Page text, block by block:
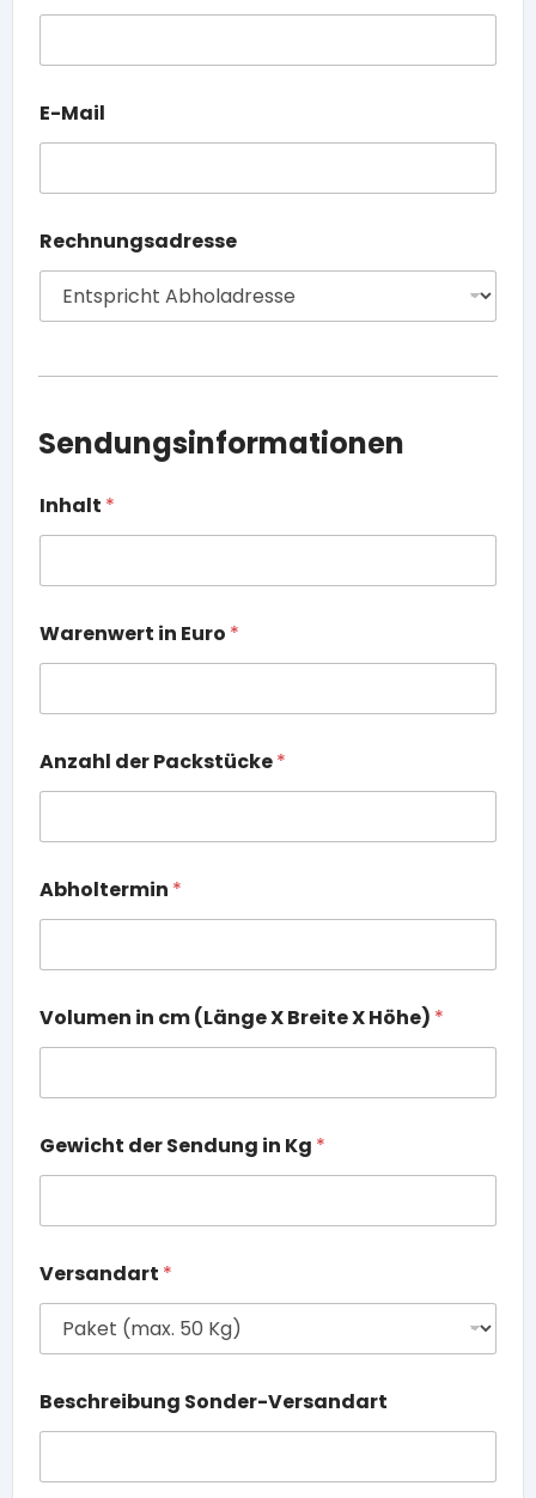
E-Mail
Rechnungsadresse
Sendungsinformationen
Inhalt *
Warenwert in Euro *
Anzahl der Packstücke*
Abholtermin *
Volumen in cm (Länge X Breite X Höhe) *
Gewicht der Sendung in Kg *
Versandart *
Beschreibung Sonder-Versandart